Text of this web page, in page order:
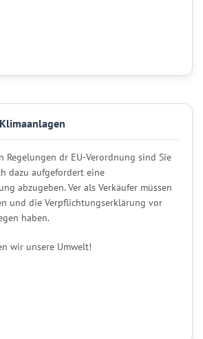
Regelungen dr EU-Verordnung sind Sie
dazu aufgefordert eine
abzugeben. Ver als Verkäufer müssen
und die Verpflichtungserklärung vor
haben.
wir unsere Umwelt!